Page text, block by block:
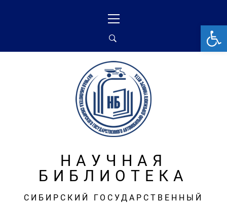
меню
НАУЧНАЯ
БИБЛИОТЕКА
СИБИРСКИЙ ГОСУДАРСТВЕННЫЙ